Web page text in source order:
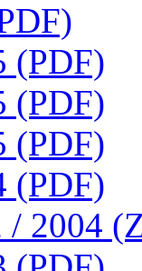
(PDF)
(PDF)
(PDF)
(PDF)
/ 2004